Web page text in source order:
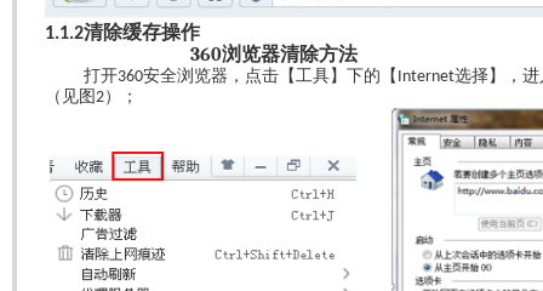
1.1.2清除缓存操作
360浏览器清除方法
打开360安全浏览器，点击【工具】下的【 Internet选择】，进
（见图 2）；